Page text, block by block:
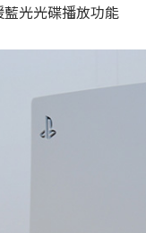
光光碟播放功能